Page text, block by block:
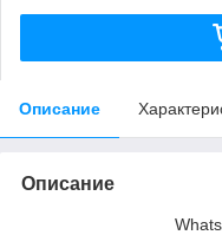
Описание
Описание